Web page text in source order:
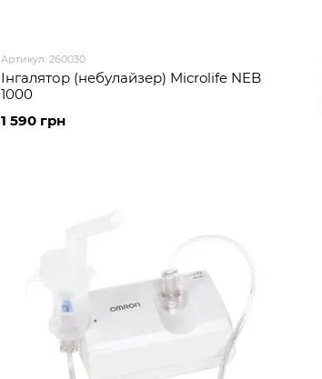
Артикул: 260030
Інгалятор (небулайзер) Microlife NEB
1000
1 590 грн